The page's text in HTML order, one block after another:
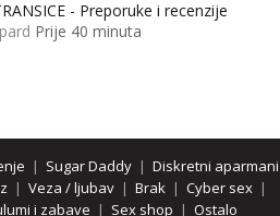
- Preporuke i recenzije
Prije 40 minuta
| Sugar Daddy| Diskretni aparmani
| Veza / ljubav | Brak | Cyber sex |
i zabave | Sex shop | Ostalo